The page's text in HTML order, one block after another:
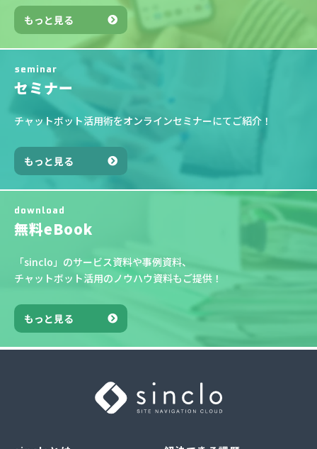
もっと見る
seminar
セミナー
チャットボット活用術をオンラインセミナーにてご紹介！
もっと見る
download
無料eBook
「sinclo」のサービス資料や事例資料、
チャットボット活用のノウハウ資料もご提供！
もっと見る